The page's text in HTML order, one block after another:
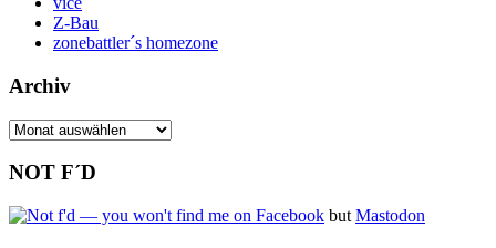
Z-Bau
zonebattler´s homezone
Archiv
Archiv
NOT F´D
but Mastodon